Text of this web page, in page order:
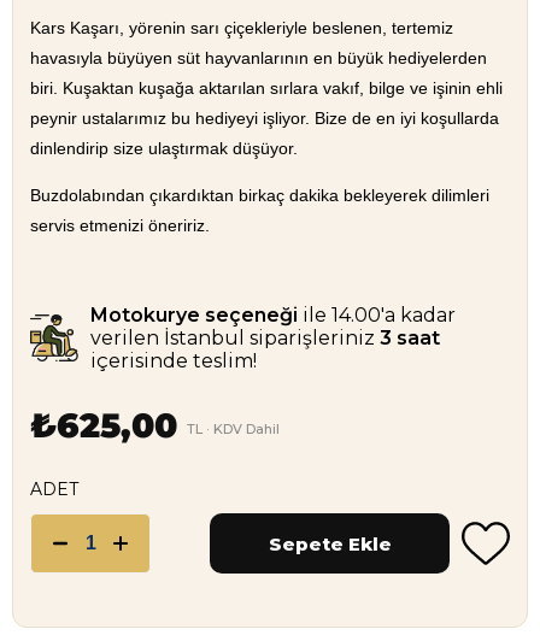
Motokurye seçeneği ile 14.00'a kadar
verilen İstanbul siparişleriniz 3 saat
içerisinde teslim!
₺625,00 TL · KDV Dahil
Kars Kaşarı, yörenin sarı çiçekleriyle beslenen, tertemiz
havasıyla büyüyen süt hayvanlarının en büyük hediyelerden
biri. Kuşaktan kuşağa aktarılan sırlara vakıf, bilge ve işinin ehli
peynir ustalarımız bu hediyeyi işliyor. Bize de en iyi koşullarda
dinlendirip size ulaştırmak düşüyor.
Buzdolabından çıkardıktan birkaç dakika bekleyerek dilimleri
servis etmenizi öneririz.
ADET